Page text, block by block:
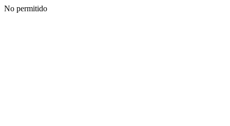
No permitido